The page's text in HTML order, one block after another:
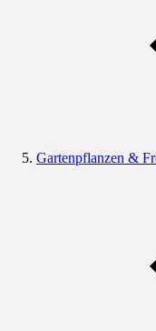
Gartenpflanzen &